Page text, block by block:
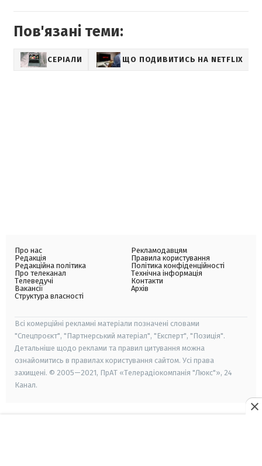
Пов'язані теми:
СЕРІАЛИ ЩО ПОДИВИТИСЬ НА NETFLIX
Про нас
Редакція
Редакційна політика
Про телеканал
Телеведучі
Вакансії
Структура власності
Рекламодавцям
Правила користування
Політика конфіденційності
Технічна інформація
Контакти
Архів
Всі комерційні рекламні матеріали позначені словами
"Спецпроєкт", "Партнерський матеріал", "Експерт", "Позиція".
Детальніше щодо реклами та правил цитування можна
ознайомитись в правилах користування сайтом. Усі права
захищені. © 2005—2021, ПрАТ «Телерадіокомпанія "Люкс"», 24
Канал.